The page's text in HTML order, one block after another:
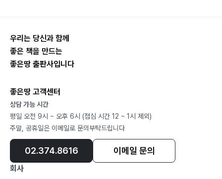
우리는 당신과 함께
좋은 책을 만드는
좋은땅 출판사입니다
좋은땅 고객센터
상담 가능 시간
평일 오전 9시 ~ 오후 6시 (점심 시간 12 ~ 1시 제외)
주말, 공휴일은 이메일로 문의부탁드립니다
02.374.8616 이메일 문의
회사